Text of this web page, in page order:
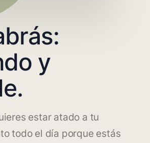
y
estar atado a tu
todo el día porque estás